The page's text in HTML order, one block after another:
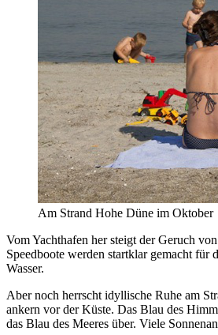
Am Strand Hohe Düne im Oktober
Vom Yachthafen her steigt der Geruch
Speedboote werden startklar gemacht für
Wasser.
Aber noch herrscht idyllische Ruhe am
ankern vor der Küste. Das Blau des
das Blau des Meeres über. Viele